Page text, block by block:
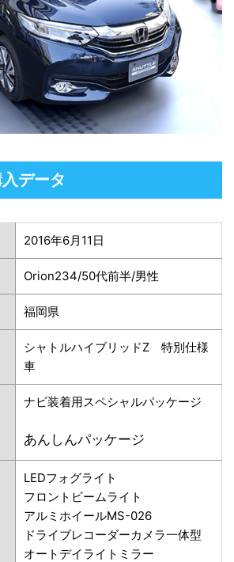
データ
2016年6月11日
Orion234/50代前半/男性
福岡県
シャトルハイブリッドZ 特別仕様
車
ナビ装着用スペシャルパッケージ
あんしんパッケージ
LEDフォグライト
フロントビームライト
アルミホイールMS-026
ドライブレコーダーカメラ一体型
オートデイライトミラー